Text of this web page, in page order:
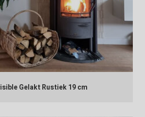
Gelakt Rustiek 19 cm